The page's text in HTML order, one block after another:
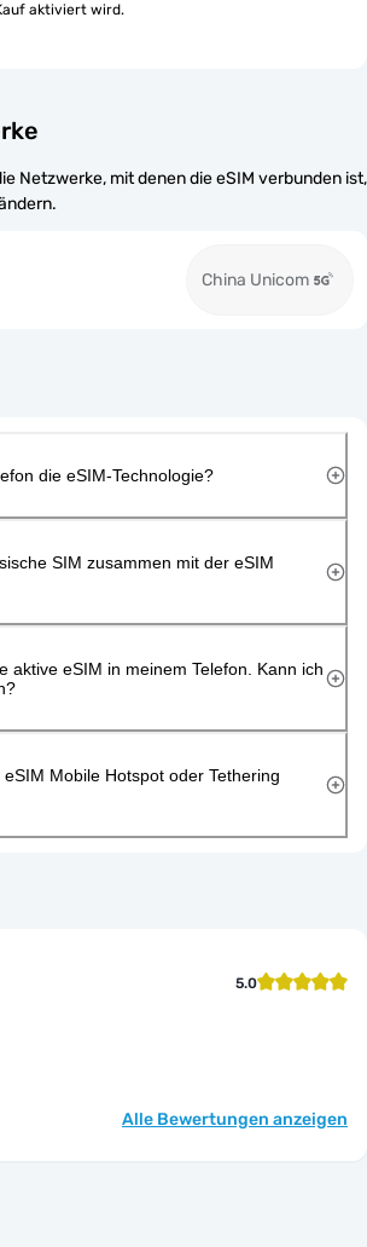
aktiviert wird.
Netzwerke, mit denen die eSIM verbunden ist,
China Unicom
die eSIM-Technologie?
SIM zusammen mit der eSIM
aktive eSIM in meinem Telefon. Kann ich
Mobile Hotspot oder Tethering
5.0
Alle Bewertungen anzeigen